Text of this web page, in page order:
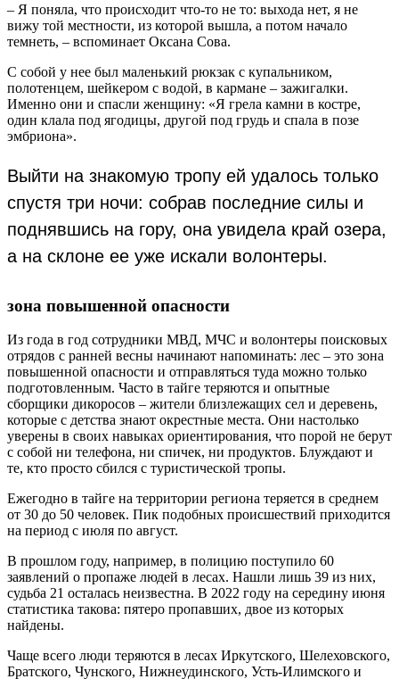
– Я поняла, что происходит что-то не то: выхода нет, я не
вижу той местности, из которой вышла, а потом начало
темнеть, – вспоминает Оксана Сова.
С собой у нее был маленький рюкзак с купальником,
полотенцем, шейкером с водой, в кармане – зажигалки.
Именно они и спасли женщину: «Я грела камни в костре,
один клала под ягодицы, другой под грудь и спала в позе
эмбриона».
Выйти на знакомую тропу ей удалось только
спустя три ночи: собрав последние силы и
поднявшись на гору, она увидела край озера,
а на склоне ее уже искали волонтеры.
зона повышенной опасности
Из года в год сотрудники МВД, МЧС и волонтеры поисковых
отрядов с ранней весны начинают напоминать: лес – это зона
повышенной опасности и отправляться туда можно только
подготовленным. Часто в тайге теряются и опытные
сборщики дикоросов – жители близлежащих сел и деревень,
которые с детства знают окрестные места. Они настолько
уверены в своих навыках ориентирования, что порой не берут
с собой ни телефона, ни спичек, ни продуктов. Блуждают и
те, кто просто сбился с туристической тропы.
Ежегодно в тайге на территории региона теряется в среднем
от 30 до 50 человек. Пик подобных происшествий приходится
на период с июля по август.
В прошлом году, например, в полицию поступило 60
заявлений о пропаже людей в лесах. Нашли лишь 39 из них,
судьба 21 осталась неизвестна. В 2022 году на середину июня
статистика такова: пятеро пропавших, двое из которых
найдены.
Чаще всего люди теряются в лесах Иркутского, Шелеховского,
Братского, Чунского, Нижнеудинского, Усть-Илимского и